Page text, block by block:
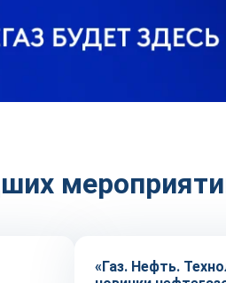
«Газ. Нефть.